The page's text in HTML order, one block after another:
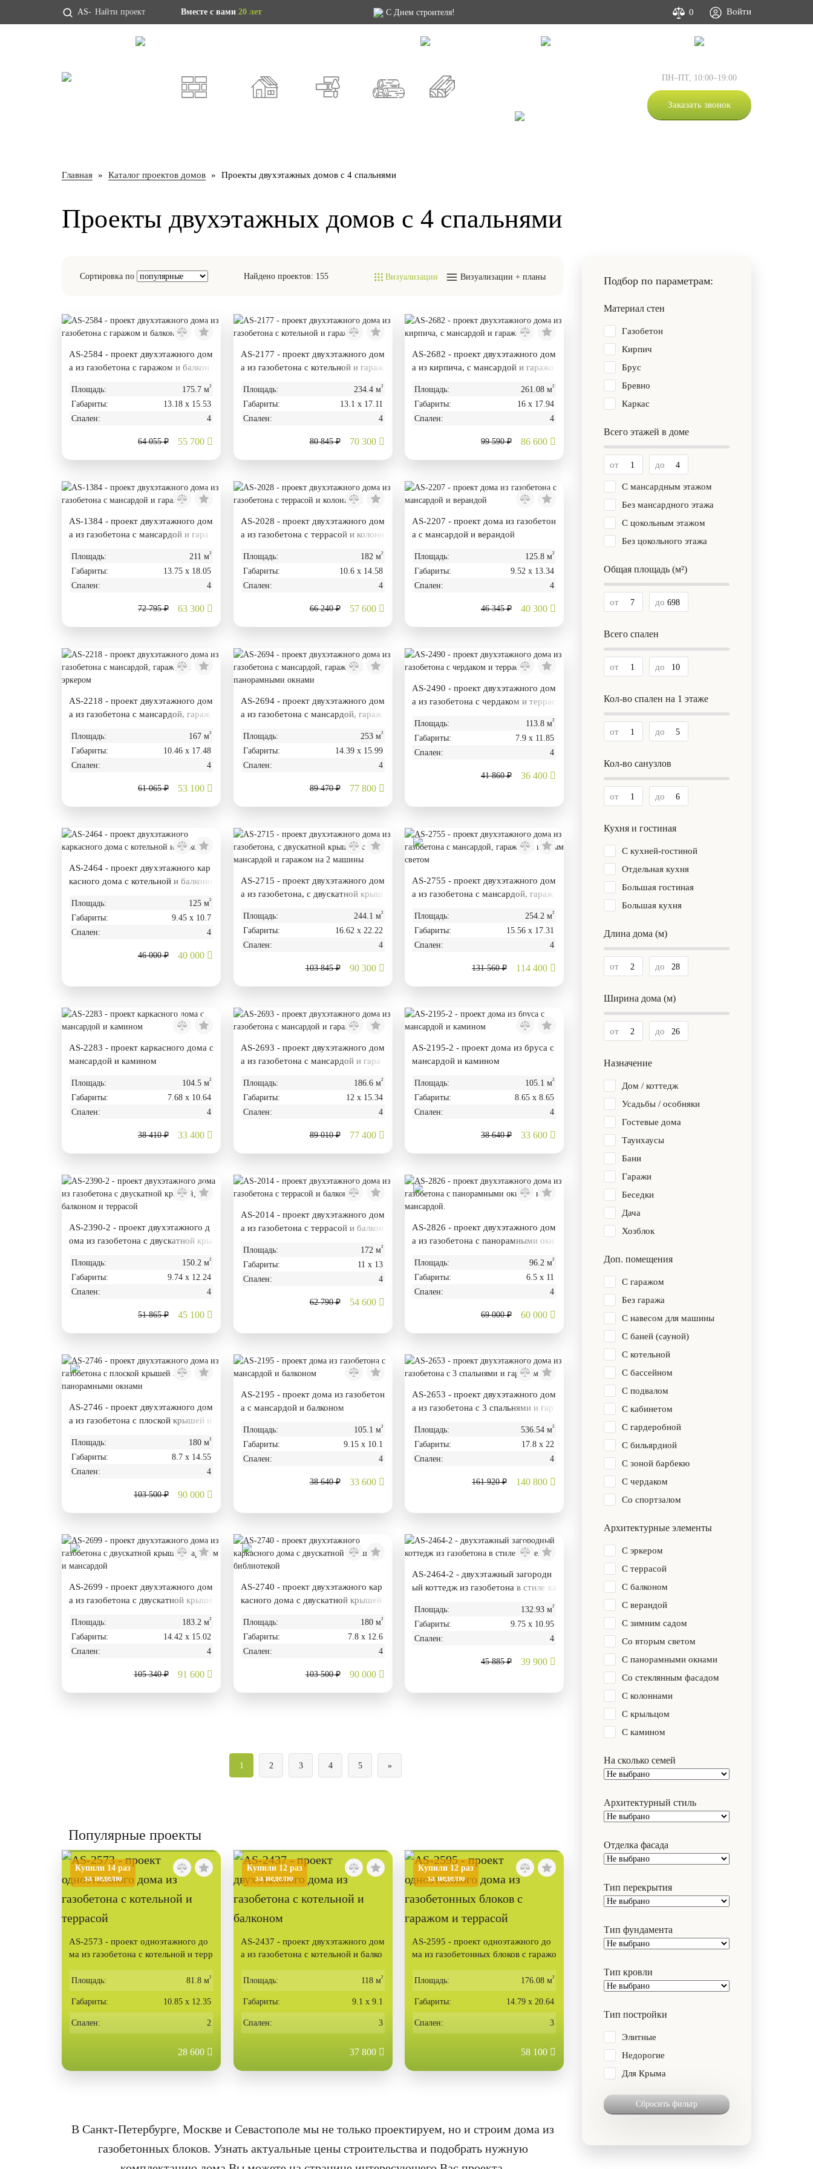
AS- Вместе с вами 20 лет С Днем строителя! 0 Войти
ПН–ПТ, 10:00–19:00
Заказать звонок
Главная Каталог проектов домов Проекты двухэтажных домов с 4 спальнями
Проекты двухэтажных домов с 4 спальнями
Подбор по параметрам:
Материал стен
Газобетон
Кирпич
Брус
Бревно
Каркас
Всего этажей в доме
от до
С мансардным этажом
Без мансардного этажа
С цокольным этажом
Без цокольного этажа
Общая площадь (м²)
от до
Всего спален
от до
Кол-во спален на 1 этаже
от до
Кол-во санузлов
от до
Кухня и гостиная
С кухней-гостиной
Отдельная кухня
Большая гостиная
Большая кухня
Длина дома (м)
от до
Ширина дома (м)
от до
Назначение
Дом / коттедж
Усадьбы / особняки
Гостевые дома
Таунхаусы
Бани
Гаражи
Беседки
Дача
Хозблок
Доп. помещения
С гаражом
Без гаража
С навесом для машины
С баней (сауной)
С котельной
С бассейном
С подвалом
С кабинетом
С гардеробной
С бильярдной
С зоной барбекю
С чердаком
Со спортзалом
Архитектурные элементы
С эркером
С террасой
С балконом
С верандой
С зимним садом
Со вторым светом
С панорамными окнами
Со стеклянным фасадом
С колоннами
С крыльцом
С камином
На сколько семей
Архитектурный стиль
Отделка фасада
Тип перекрытия
Тип фундамента
Тип кровли
Тип постройки
Элитные
Недорогие
Для Крыма
Сбросить фильтр
Сортировка по Найдено проектов: 155 Визуализации Визуализации + планы
AS-2584 - проект двухэтажного дом
а из газобетона с гаражом и балкон
Площадь: 175.7 м²
Габариты:
13.18 х 15.53
Спален:
4
64 055 ₽ 55 700
AS-2177 - проект двухэтажного дом
а из газобетона с котельной и гараж
Площадь: 234.4 м²
Габариты:
13.1 х 17.11
Спален:
4
80 845 ₽ 70 300
AS-2682 - проект двухэтажного дом
а из кирпича, с мансардой и гаражо
Площадь: 261.08 м²
Габариты:
16 х 17.94
Спален:
4
99 590 ₽ 86 600
AS-1384 - проект двухэтажного дом
а из газобетона с мансардой и гара
Площадь: 211 м²
Габариты:
13.75 х 18.05
Спален:
4
72 795 ₽ 63 300
AS-2028 - проект двухэтажного дом
а из газобетона с террасой и колонн
Площадь: 182 м²
Габариты:
10.6 х 14.58
Спален:
4
66 240 ₽ 57 600
AS-2207 - проект дома из газобетон
а с мансардой и верандой
Площадь: 125.8 м²
Габариты:
9.52 х 13.34
Спален:
4
46 345 ₽ 40 300
AS-2218 - проект двухэтажного дом
а из газобетона с мансардой, гараж
Площадь: 167 м²
Габариты:
10.46 х 17.48
Спален:
4
61 065 ₽ 53 100
AS-2694 - проект двухэтажного дом
а из газобетона с мансардой, гараж
Площадь: 253 м²
Габариты:
14.39 х 15.99
Спален:
4
89 470 ₽ 77 800
AS-2490 - проект двухэтажного дом
а из газобетона с чердаком и террас
Площадь: 113.8 м²
Габариты:
7.9 х 11.85
Спален:
4
41 860 ₽ 36 400
AS-2464 - проект двухэтажного кар
касного дома с котельной и балконо
Площадь: 125 м²
Габариты:
9.45 х 10.7
Спален:
4
46 000 ₽ 40 000
AS-2715 - проект двухэтажного дом
а из газобетона, с двускатной крыш
шины
Площадь: 244.1 м²
Габариты:
16.62 х 22.22
Спален:
4
103 845 ₽ 90 300
AS-2755 - проект двухэтажного дом
а из газобетона с мансардой, гараж
Площадь: 254.2 м²
Габариты:
15.56 х 17.31
Спален:
4
131 560 ₽ 114 400
AS-2283 - проект каркасного дома с
мансардой и камином
Площадь: 104.5 м²
Габариты:
7.68 х 10.64
Спален:
4
38 410 ₽ 33 400
AS-2693 - проект двухэтажного дом
а из газобетона с мансардой и гара
Площадь: 186.6 м²
Габариты:
12 х 15.34
Спален:
4
89 010 ₽ 77 400
AS-2195-2 - проект дома из бруса с
мансардой и камином
Площадь: 105.1 м²
Габариты:
8.65 х 8.65
Спален:
4
38 640 ₽ 33 600
AS-2390-2 - проект двухэтажного д
ома из газобетона с двускатной кры
Площадь: 150.2 м²
Габариты:
9.74 х 12.24
Спален:
4
51 865 ₽ 45 100
AS-2014 - проект двухэтажного дом
а из газобетона с террасой и балкон
Площадь: 172 м²
Габариты:
11 х 13
Спален:
4
62 790 ₽ 54 600
AS-2826 - проект двухэтажного дом
а из газобетона с панорамными окн
Площадь: 96.2 м²
Габариты:
6.5 х 11
Спален:
4
69 000 ₽ 60 000
AS-2746 - проект двухэтажного дом
а из газобетона с плоской крышей и
Площадь: 180 м²
Габариты:
8.7 х 14.55
Спален:
4
103 500 ₽ 90 000
AS-2195 - проект дома из газобетон
а с мансардой и балконом
Площадь: 105.1 м²
Габариты:
9.15 х 10.1
Спален:
4
38 640 ₽ 33 600
AS-2653 - проект двухэтажного дом
а из газобетона с 3 спальнями и гар
Площадь: 536.54 м²
Габариты:
17.8 х 22
Спален:
4
161 920 ₽ 140 800
AS-2699 - проект двухэтажного дом
а из газобетона с двускатной крыше
Площадь: 183.2 м²
Габариты:
14.42 х 15.02
Спален:
4
105 340 ₽ 91 600
AS-2740 - проект двухэтажного кар
касного дома с двускатной крышей
Площадь: 180 м²
Габариты:
7.8 х 12.6
Спален:
4
103 500 ₽ 90 000
AS-2464-2 - двухэтажный загородн
ый коттедж из газобетона в стиле ха
Площадь: 132.93 м²
Габариты:
9.75 х 10.95
Спален:
4
45 885 ₽ 39 900
1 2 3 4 5 »
Популярные проекты
Купили 14 раз
за неделю
AS-2573 - проект одноэтажного до
ма из газобетона с котельной и терр
Площадь: 81.8 м²
Габариты: 10.85 х 12.35
Спален: 2
28 600
Купили 12 раз
за неделю
AS-2437 - проект двухэтажного дом
а из газобетона с котельной и балко
Площадь: 118 м²
Габариты: 9.1 х 9.1
Спален: 3
37 800
Купили 12 раз
за неделю
AS-2595 - проект одноэтажного до
ма из газобетонных блоков с гаражо
Площадь: 176.08 м²
Габариты: 14.79 х 20.64
Спален: 3
58 100
В Санкт-Петербурге, Москве и Севастополе мы не только проектируем, но и строим дома из
газобетонных блоков. Узнать актуальные цены строительства и подобрать нужную